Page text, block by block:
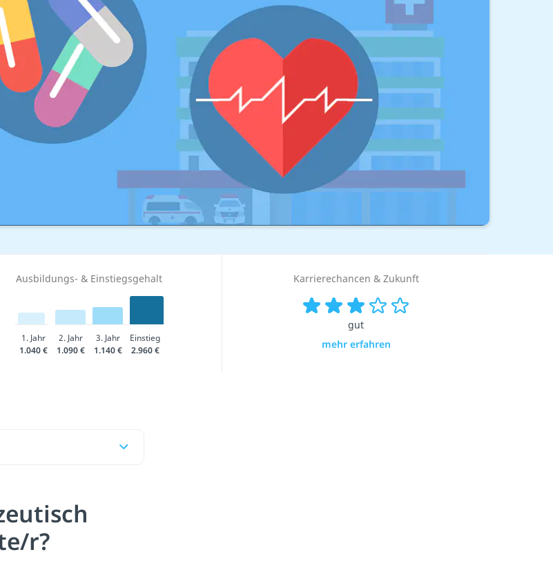
Ausbildungs- & Einstiegsgehalt
1. Jahr 2. Jahr 3. Jahr
Einstieg
1.040 €
1.090 € 1.140 € 2.960 €
Karrierechancen & Zukunft
gut
mehr erfahren
r?